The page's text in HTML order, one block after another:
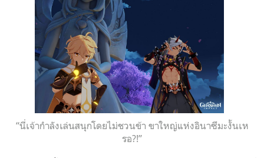
“นี่เจ้ากำลังเล่นสนุกโดยไม่ชวนข้า ขาใหญ่แห่งอินาซึมะงั้นเห
รอ?!”